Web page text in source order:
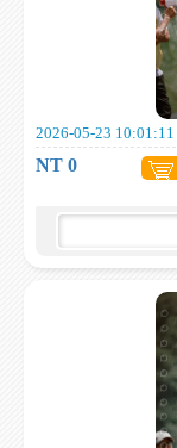
2026-05-23 10:01:11
NT 0